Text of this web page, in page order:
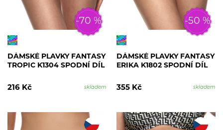
-70 %
DÁMSKÉ PLAVKY FANTASY
TROPIC K1304 SPODNÍ DÍL
216 Kč skladem
-50 %
DÁMSKÉ PLAVKY FANTASY
ERIKA K1802 SPODNÍ DÍL
355 Kč skladem